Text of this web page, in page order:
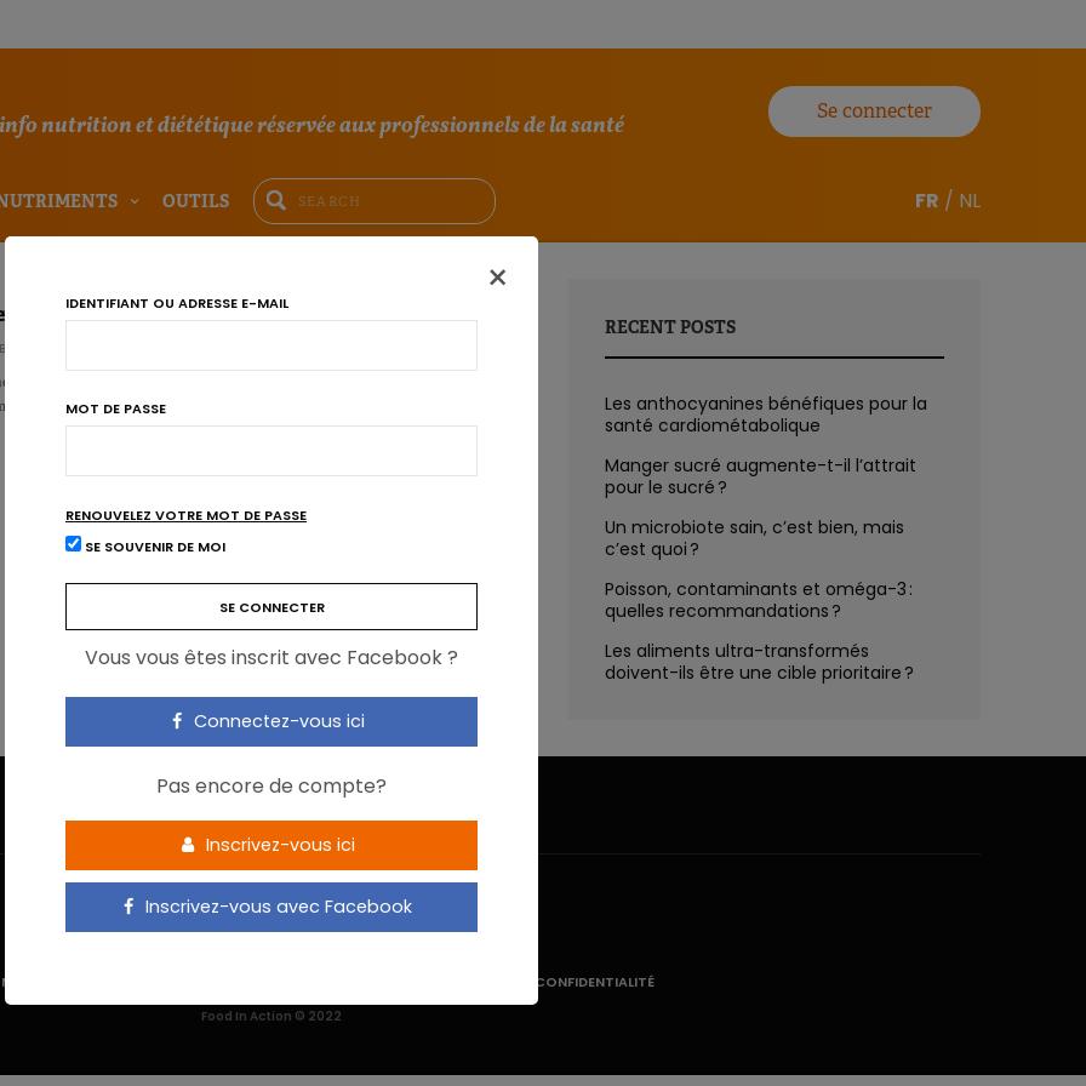
nutrition et diététique réservée aux professionnels de la santé
Se connecter
OUTILS FR / NL
alimentaires à base de plantes en un clin d’œil
regroupant les dangers liés aux plantes médicinales utilisées dans les
à base de plante est proposée par l’Agen…
RECENT POSTS
Les anthocyanines bénéfiques pour la
santé cardiométabolique
Manger sucré augmente-t-il l’attrait
pour le sucré ?
Un microbiote sain, c’est bien, mais
c’est quoi ?
Poisson, contaminants et oméga-3 :
quelles recommandations ?
Les aliments ultra-transformés
doivent-ils être une cible prioritaire ?
×
IDENTIFIANT OU ADRESSE E-MAIL
MOT DE PASSE
RENOUVELEZ VOTRE MOT DE PASSE
SE SOUVENIR DE MOI
Vous vous êtes inscrit avec Facebook ?
Connectez-vous ici
Pas encore de compte?
Inscrivez-vous ici
Inscrivez-vous avec Facebook
POLITIQUE DE CONFIDENTIALITÉ
Food In Action © 2022